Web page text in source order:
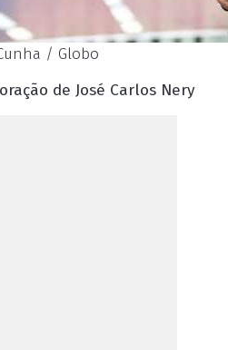
/ Globo
de José Carlos Nery